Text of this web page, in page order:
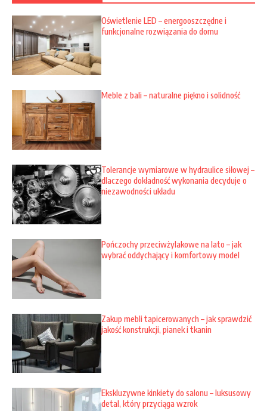
Oświetlenie LED – energooszczędne i
funkcjonalne rozwiązania do domu
Meble z bali – naturalne piękno i solidność
Tolerancje wymiarowe w hydraulice siłowej –
dlaczego dokładność wykonania decyduje o
niezawodności układu
Pończochy przeciwżylakowe na lato – jak
wybrać oddychający i komfortowy model
Zakup mebli tapicerowanych – jak sprawdzić
jakość konstrukcji, pianek i tkanin
Ekskluzywne kinkiety do salonu – luksusowy
detal, który przyciąga wzrok